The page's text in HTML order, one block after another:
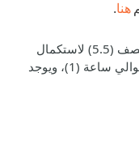
هنا.
نوصي بتخصيص مدة خمس ساعات ونصف (5.5) لاستكمال
المساق بالكامل. وتستغرق كل وحدة حوالي ساعة (1)، ويوجد